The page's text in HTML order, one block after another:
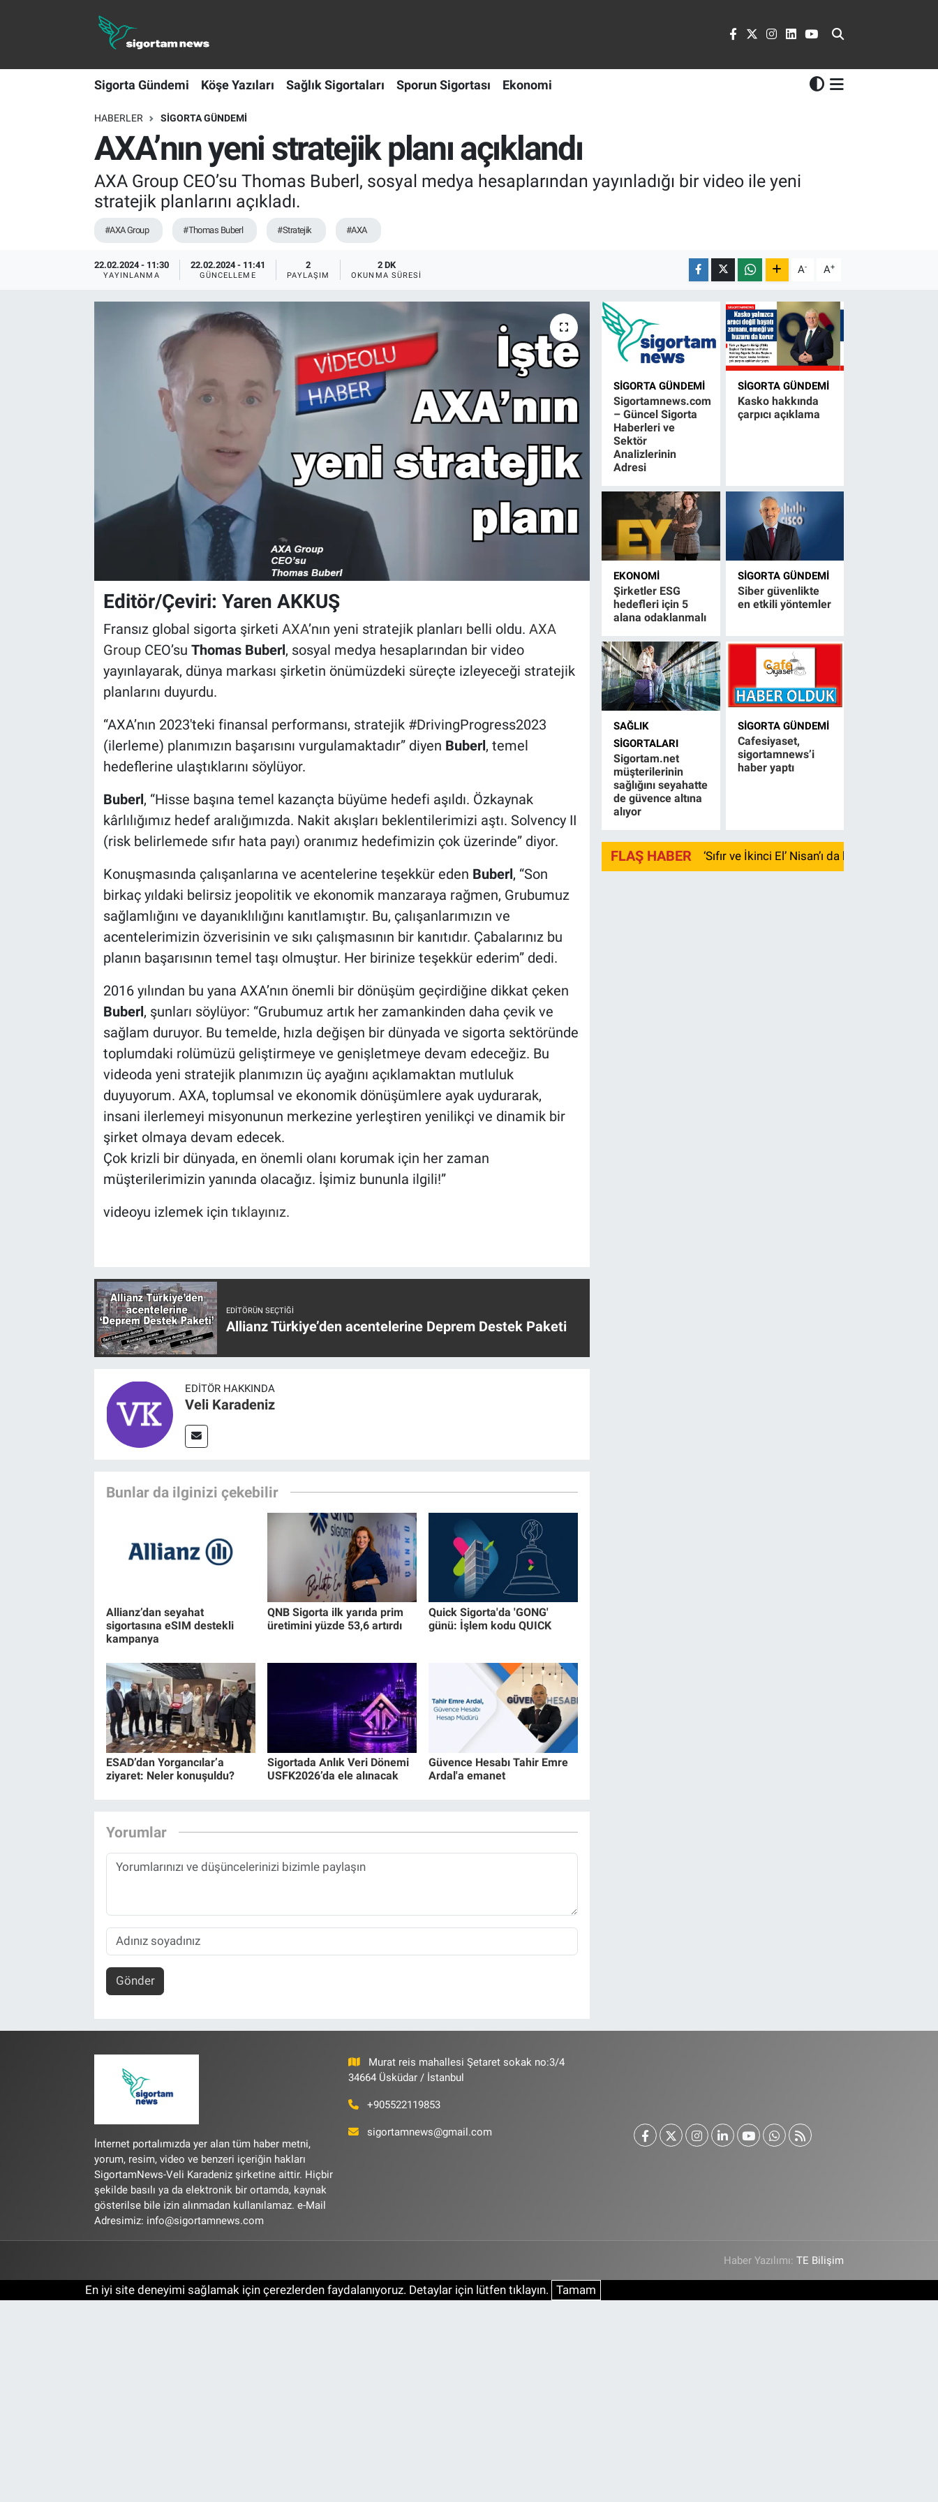
Sigorta Gündemi Köşe Yazıları Sağlık Sigortaları Sporun Sigortası Ekonomi
HABERLER SIGORTA GÜNDEMI
AXA’nın yeni stratejik planı açıklandı
AXA Group CEO’su Thomas Buberl, sosyal medya hesaplarından yayınladığı bir video ile yeni
stratejik planlarını açıkladı.
#AXA Group #Thomas Buberl #Stratejik #AXA
22.02.2024 - 11:30
YAYINLANMA
22.02.2024 - 11:41
GÜNCELLEME
2
PAYLAŞIM
2 DK
OKUNMA SÜRESI A- A+
Editör/Çeviri: Yaren AKKUŞ
Fransız global sigorta şirketi AXA’nın yeni stratejik planları belli oldu. AXA
GroupCEO’su Thomas Buberl, sosyal medya hesaplarından bir video
yayınlayarak, dünya markası şirketin önümüzdeki süreçte izleyeceği stratejik
planlarını duyurdu.
“AXA’nın 2023'teki finansal performansı, stratejik #DrivingProgress2023
(ilerleme) planımızın başarısını vurgulamaktadır” diyen Buberl, temel
hedeflerine ulaştıklarını söylüyor.
Buberl, “Hisse başına temel kazançta büyüme hedefi aşıldı. Özkaynak
kârlılığımız hedef aralığımızda. Nakit akışları beklentilerimizi aştı. Solvency II
(risk belirlemede sıfır hata payı) oranımız hedefimizin çok üzerinde” diyor.
Konuşmasında çalışanlarına ve acentelerine teşekkür eden Buberl, “Son
birkaç yıldaki belirsiz jeopolitik ve ekonomik manzaraya rağmen, Grubumuz
sağlamlığını ve dayanıklılığını kanıtlamıştır. Bu, çalışanlarımızın ve
acentelerimizin özverisinin ve sıkı çalışmasının bir kanıtıdır. Çabalarınız bu
planın başarısının temel taşı olmuştur. Her birinize teşekkür ederim” dedi.
2016 yılından bu yana AXA’nın önemli bir dönüşüm geçirdiğine dikkat çeken
Buberl, şunları söylüyor: “Grubumuz artık her zamankinden daha çevik ve
sağlam duruyor. Bu temelde, hızla değişen bir dünyada ve sigorta sektöründe
toplumdaki rolümüzü geliştirmeye ve genişletmeye devam edeceğiz. Bu
videoda yeni stratejik planımızın üç ayağını açıklamaktan mutluluk
duyuyorum. AXA, toplumsal ve ekonomik dönüşümlere ayak uydurarak,
insani ilerlemeyi misyonunun merkezine yerleştiren yenilikçi ve dinamik bir
şirket olmaya devam edecek.
Çok krizli bir dünyada, en önemli olanı korumak için her zaman
müşterilerimizin yanında olacağız. İşimiz bununla ilgili!”
videoyu izlemek için tıklayınız.
EDITÖRÜN SEÇTIĞI
Allianz Türkiye’den acentelerine Deprem Destek Paketi
EDITÖR HAKKINDA
Veli Karadeniz
Bunlar da ilginizi çekebilir
Allianz’dan seyahat
sigortasına eSIM destekli
kampanya
QNB Sigorta ilk yarıda prim
üretimini yüzde 53,6 artırdı
Quick Sigorta'da 'GONG'
günü: İşlem kodu QUICK
ESAD’dan Yorgancılar’a
ziyaret: Neler konuşuldu?
Sigortada Anlık Veri Dönemi
USFK2026’da ele alınacak
Güvence Hesabı Tahir Emre
Ardal'a emanet
Yorumlar
Gönder
SIGORTA GÜNDEMI
Sigortamnews.com
– Güncel Sigorta
Haberleri ve
Sektör
Analizlerinin
Adresi
SIGORTA GÜNDEMI
Kasko hakkında
çarpıcı açıklama
EKONOMI
Şirketler ESG
hedefleri için 5
alana odaklanmalı
SIGORTA GÜNDEMI
Siber güvenlikte
en etkili yöntemler
SAĞLIK
SIGORTALARI
Sigortam.net
müşterilerinin
sağlığını seyahatte
de güvence altına
alıyor
SIGORTA GÜNDEMI
Cafesiyaset,
sigortamnews’i
haber yaptı
FLAŞ HABER ‘Sıfır ve İkinci El’ Nisan’ı da kayıpla kapadı
İnternet portalımızda yer alan tüm haber metni,
yorum, resim, video ve benzeri içeriğin hakları
SigortamNews-Veli Karadeniz şirketine aittir. Hiçbir
şekilde basılı ya da elektronik bir ortamda, kaynak
gösterilse bile izin alınmadan kullanılamaz. e-Mail
Adresimiz: info@sigortamnews.com
Murat reis mahallesi Şetaret sokak no:3/4
34664 Üsküdar / İstanbul
+905522119853
sigortamnews@gmail.com
Haber Yazılımı:TE Bilişim
En iyi site deneyimi sağlamak için çerezlerden faydalanıyoruz. Detaylar için lütfen tıklayın. Tamam
Sigorta Gündemi
Köşe Yazıları
Sağlık Sigortaları
Sporun Sigortası